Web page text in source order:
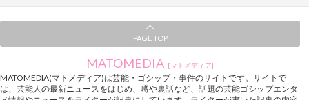
PAGE TOP
MATOMEDIA [マトメディア]
MATOMEDIA(マトメディア)は芸能・ゴシップ・事件のサイトです。サイトで
は、芸能人の最新ニュースをはじめ、噂や裏話など、話題の芸能ゴシップエンタ